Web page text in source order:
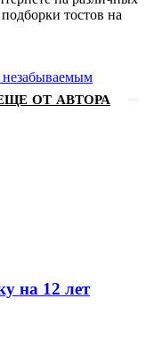
тостов на
незабываемым
ОТ АВТОРА
на 12 лет